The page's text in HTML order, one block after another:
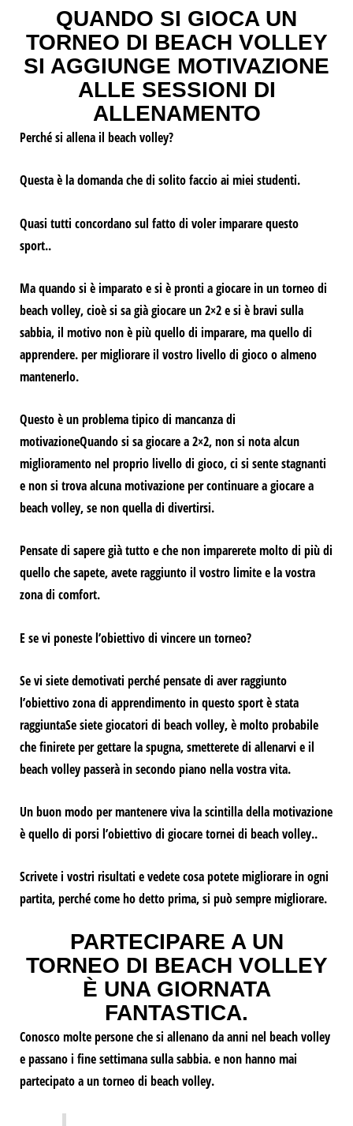
QUANDO SI GIOCA UN
TORNEO DI BEACH VOLLEY
SI AGGIUNGE MOTIVAZIONE
ALLE SESSIONI DI
ALLENAMENTO
Perché si allena il beach volley?
Questa è la domanda che di solito faccio ai miei studenti.
Quasi tutti concordano sul fatto di voler imparare questo
sport..
Ma quando si è imparato e si è pronti a giocare in un torneo di
beach volley, cioè si sa già giocare un 2×2 e si è bravi sulla
sabbia, il motivo non è più quello di imparare, ma quello di
apprendere.per migliorare il vostro livello di giocoo almeno
mantenerlo.
Questo è un problema tipico di mancanza di
motivazioneQuando si sa giocare a 2×2, non si nota alcun
miglioramento nel proprio livello di gioco, ci si sente stagnanti
e non si trova alcuna motivazione per continuare a giocare a
beach volley, se non quella di divertirsi.
Pensate di sapere già tutto e che non imparerete molto di più di
quello che sapete,avete raggiunto il vostro limite e la vostra
zona di comfort.
E se vi poneste l’obiettivo di vincere un torneo?
Se vi siete demotivati perché pensate di aver raggiunto
l’obiettivozona di apprendimento in questo sport è stata
raggiuntaSe siete giocatori di beach volley, è molto probabile
che finirete per gettare la spugna, smetterete di allenarvi e il
beach volley passerà in secondo piano nella vostra vita.
Un buon modo per mantenere viva la scintilla della motivazione
è quello di porsi l’obiettivo di giocare tornei di beach volley..
Scrivete i vostri risultati e vedete cosa potete migliorare in ogni
partita, perché come ho detto prima,si può sempre migliorare.
PARTECIPARE A UN
TORNEO DI BEACH VOLLEY
È UNA GIORNATA
FANTASTICA.
Conosco molte persone che si allenano da anni nel beach volley
e passano i fine settimana sulla sabbia.e non hanno mai
partecipato a un torneo di beach volley.